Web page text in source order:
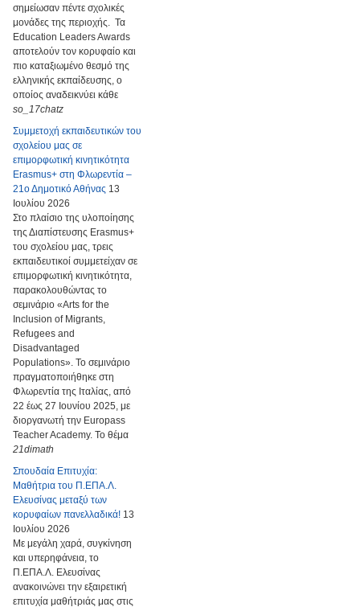
σημείωσαν πέντε σχολικές
μονάδες της περιοχής. Τα
Education Leaders Awards
αποτελούν τον κορυφαίο και
πιο καταξιωμένο θεσμό της
ελληνικής εκπαίδευσης, ο
οποίος αναδεικνύει κάθε
so_17chatz
Συμμετοχή εκπαιδευτικών του
σχολείου μας σε
επιμορφωτική κινητικότητα
Erasmus+ στη Φλωρεντία –
21ο Δημοτικό Αθήνας 13
Ιουλίου 2026
Στο πλαίσιο της υλοποίησης
της Διαπίστευσης Erasmus+
του σχολείου μας, τρεις
εκπαιδευτικοί συμμετείχαν σε
επιμορφωτική κινητικότητα,
παρακολουθώντας το
σεμινάριο «Arts for the
Inclusion of Migrants,
Refugees and
Disadvantaged
Populations». Το σεμινάριο
πραγματοποιήθηκε στη
Φλωρεντία της Ιταλίας, από
22 έως 27 Ιουνίου 2025, με
διοργανωτή την Europass
Teacher Academy. Το θέμα
21dimath
Σπουδαία Επιτυχία:
Μαθήτρια του Π.ΕΠΑ.Λ.
Ελευσίνας μεταξύ των
κορυφαίων πανελλαδικά! 13
Ιουλίου 2026
Με μεγάλη χαρά, συγκίνηση
και υπερηφάνεια, το
Π.ΕΠΑ.Λ. Ελευσίνας
ανακοινώνει την εξαιρετική
επιτυχία μαθήτριάς μας στις